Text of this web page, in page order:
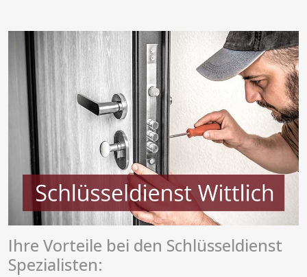
Ihre Vorteile bei den Schlüsseldienst
Spezialisten: